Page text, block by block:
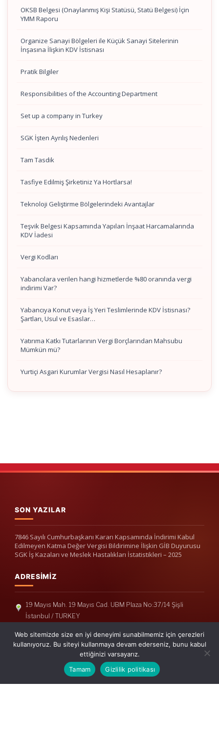
OKSB Belgesi (Onaylanmış Kişi Statüsü, Statü Belgesi) İçin
YMM Raporu
Organize Sanayi Bölgeleri ile Küçük Sanayi Sitelerinin
İnşasına İlişkin KDV İstisnası
Pratik Bilgiler
Responsibilities of the Accounting Department
Set up a company in Turkey
SGK İşten Ayrılış Nedenleri
Tam Tasdik
Tasfiye Edilmiş Şirketiniz Ya Hortlarsa!
Teknoloji Geliştirme Bölgelerindeki Avantajlar
Teşvik Belgesi Kapsamında Yapılan İnşaat Harcamalarında
KDV İadesi
Vergi Kodları
Yabancılara verilen hangi hizmetlerde %80 oranında vergi
indirimi Var?
Yabancıya Konut veya İş Yeri Teslimlerinde KDV İstisnası?
Şartları, Usul ve Esaslar…
Yatırıma Katkı Tutarlarının Vergi Borçlarından Mahsubu
Mümkün mü?
Yurtiçi Asgari Kurumlar Vergisi Nasıl Hesaplanır?
SON YAZILAR
7846 Sayılı Cumhurbaşkanı Kararı Kapsamında İndirimi Kabul
Edilmeyen Katma Değer Vergisi Bildirimine İlişkin GİB Duyurusu
SGK İş Kazaları ve Meslek Hastalıkları İstatistikleri – 2025
ADRESIMIZ
19 Mayıs Mah. 19 Mayıs Cad. UBM Plaza No:37/14 Şişli
İstanbul / TURKEY
Telefon: +90(212) 240 33 39
Telefon: +90(212) 248 19 36
info@erisymm.com
Web sitemizde size en iyi deneyimi sunabilmemiz için çerezleri
kullanıyoruz. Bu siteyi kullanmaya devam ederseniz, bunu kabul
ettiğinizi varsayarız.
Tamam
Gizlilik politikası